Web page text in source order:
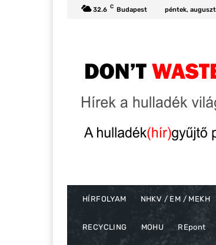
32.6 C Budapest péntek,
HÍRFOLYAM NHKV / EM / MEKH
RECYCLING MOHU REpont